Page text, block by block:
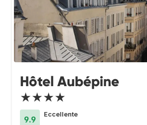
Hôtel Aubépine
★★★★
9.9
Eccellente